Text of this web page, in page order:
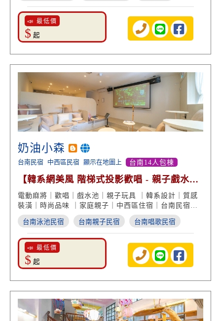
📣 最低價
$ 起
奶油小森
台南民宿 中西區民宿 顯示在地圖上 台南14人包棟
【韓系網美風 階梯式投影歡唱 - 親子戲水池
包棟 泡澡浴缸】
電動麻將｜歡唱｜戲水池｜親子玩具 ｜韓系設計｜質感
裝潢｜時尚品味 ｜家庭親子｜中西區住宿｜台南民宿推
薦
台南泳池民宿 台南親子民宿 台南唱歌民宿
📣 最低價
$ 起